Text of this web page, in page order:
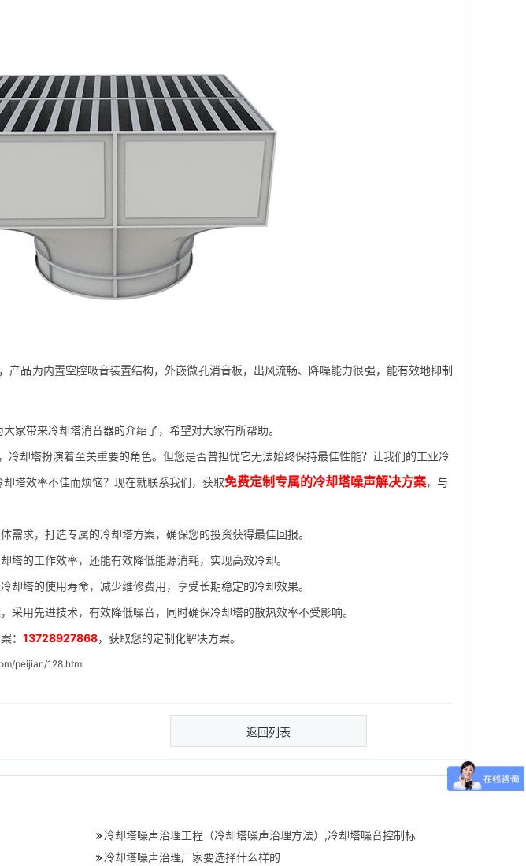
品为内置空腔吸音装置结构，外嵌微孔消音板，出风流畅、降噪能力很强，能有效地抑制
家带来冷却塔消音器的介绍了，希望对大家有所帮助。
却塔扮演着至关重要的角色。但您是否曾担忧它无法始终保持最佳性能？让我们的工业冷
塔效率不佳而烦恼？现在就联系我们，获取免费定制专属的冷却塔噪声解决方案，与
需求，打造专属的冷却塔方案，确保您的投资获得最佳回报。
塔的工作效率，还能有效降低能源消耗，实现高效冷却。
却塔的使用寿命，减少维修费用，享受长期稳定的冷却效果。
采用先进技术，有效降低噪音，同时确保冷却塔的散热效率不受影响。
： 13728927868，获取您的定制化解决方案。
peijian/128.html
返回列表
冷却塔噪声治理工程（冷却塔噪声治理方法）,冷却塔噪音控制标
准
冷却塔噪声治理厂家要选择什么样的